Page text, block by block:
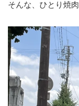
そんな、ひとり焼